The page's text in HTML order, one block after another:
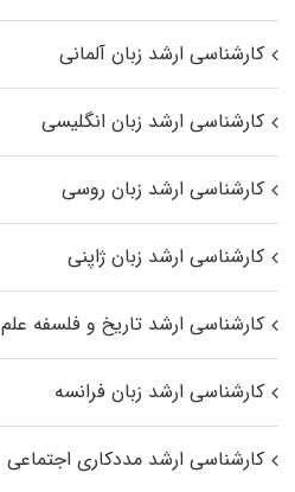
کارشناسی ارشد زبان آلمانی
کارشناسی ارشد زبان انگلیسی
کارشناسی ارشد زبان روسی
کارشناسی ارشد زبان ژاپنی
کارشناسی ارشد تاریخ و فلسفه علم
کارشناسی ارشد زبان فرانسه
کارشناسی ارشد مددکاری اجتماعی